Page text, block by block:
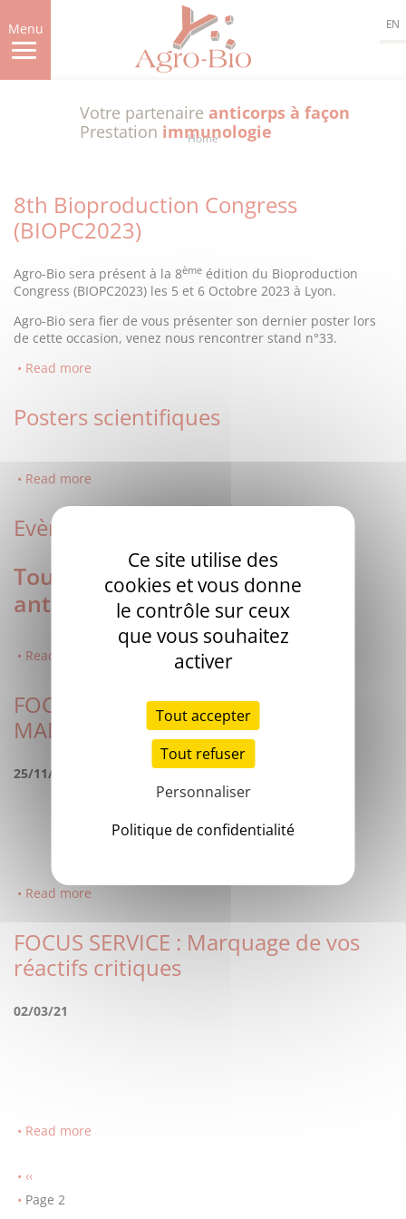
to
main
content
Menu
Votre partenaire anticorps à façon
Prestation immunologie
EN
Home
8th Bioproduction Congress
(BIOPC2023)
Agro-Bio sera présent à la 8ème édition du Bioproduction
Congress (BIOPC2023) les 5 et 6 Octobre 2023 à Lyon.
Agro-Bio sera fier de vous présenter son dernier poster lors
de cette occasion, venez nous rencontrer stand n°33.
Read more
Posters scientifiques
Read more
Evènements
Tous les congrès autour des
anticorps
Read more
FOCUS nouveau service "EPITOPE
MAPPING Conformationnel"
25/11/19
Read more
FOCUS SERVICE : Marquage de vos
réactifs critiques
02/03/21
Read more
Pagination
Previous
page
‹‹
Page 2
Ce site utilise des
cookies et vous donne
le contrôle sur ceux
que vous souhaitez
activer
Tout accepter
Tout refuser
Personnaliser
Politique de confidentialité